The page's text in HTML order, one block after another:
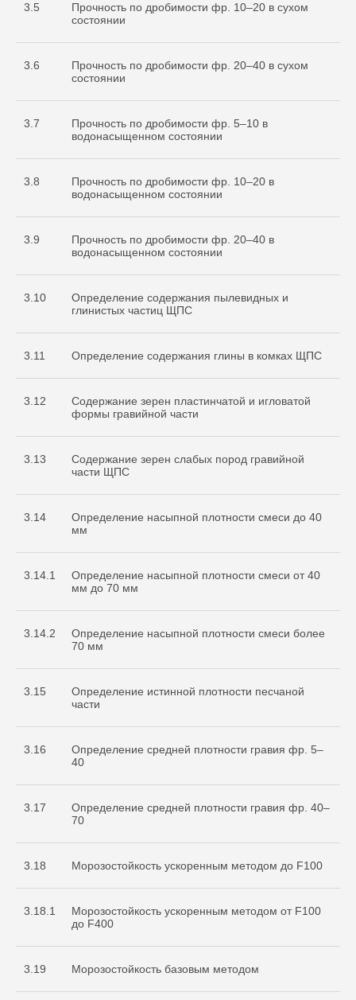
3.5
Прочность по дробимости фр. 10–20 в сухом
состоянии
3.6
Прочность по дробимости фр. 20–40 в сухом
состоянии
3.7
Прочность по дробимости фр. 5–10 в
водонасыщенном состоянии
3.8
Прочность по дробимости фр. 10–20 в
водонасыщенном состоянии
3.9
Прочность по дробимости фр. 20–40 в
водонасыщенном состоянии
3.10
Определение содержания пылевидных и
глинистых частиц ЩПС
3.11 Определение содержания глины в комках ЩПС
3.12
Содержание зерен пластинчатой и игловатой
формы гравийной части
3.13
Содержание зерен слабых пород гравийной
части ЩПС
3.14
Определение насыпной плотности смеси до 40
мм
3.14.1
Определение насыпной плотности смеси от 40
мм до 70 мм
3.14.2
Определение насыпной плотности смеси более
70 мм
3.15
Определение истинной плотности песчаной
части
3.16
Определение средней плотности гравия фр. 5–
40
3.17
Определение средней плотности гравия фр. 40–
70
3.18 Морозостойкость ускоренным методом до F100
3.18.1
Морозостойкость ускоренным методом от F100
до F400
3.19 Морозостойкость базовым методом